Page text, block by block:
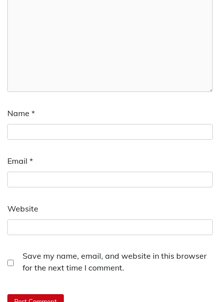
Name *
Email *
Website
Save my name, email, and website in this browser
for the next time I comment.